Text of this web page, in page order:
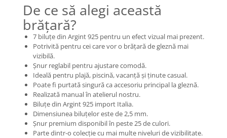
Argint
Coliere cu pietre semiprețioase
De ce să alegi această
brățară?
7 biluțe din Argint 925 pentru un efect vizual mai prezent.
Potrivită pentru cei care vor o brățară de gleznă mai
vizibilă.
Șnur reglabil pentru ajustare comodă.
Ideală pentru plajă, piscină, vacanță și ținute casual.
Poate fi purtată singură ca accesoriu principal la gleznă.
Realizată manual în atelierul nostru.
Biluțe din Argint 925 import Italia.
Dimensiunea biluțelor este de 2,5 mm.
Șnur premium disponibil în peste 25 de culori.
Parte dintr-o colecție cu mai multe niveluri de vizibilitate.